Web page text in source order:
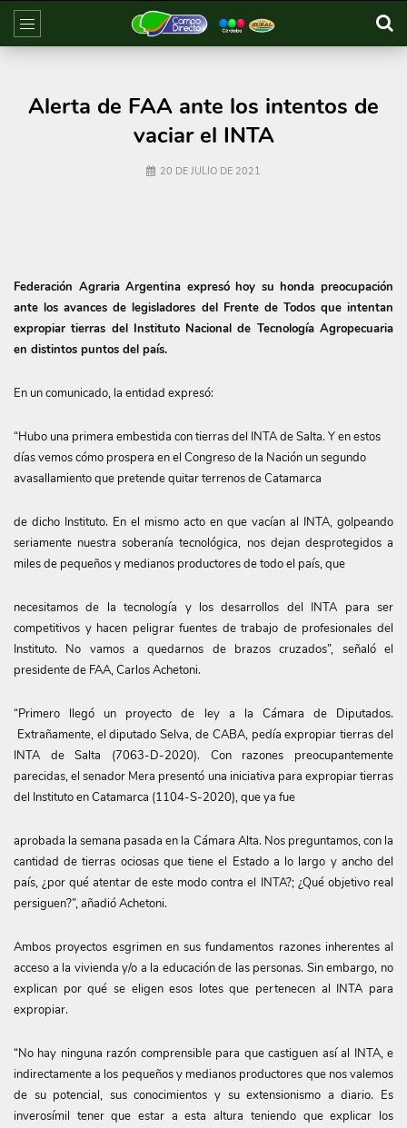
Alerta de FAA ante los intentos de
vaciar el INTA
20 DE JULIO DE 2021
Federación Agraria Argentina expresó hoy su honda preocupación
ante los avances de legisladores del Frente de Todos que intentan
expropiar tierras del Instituto Nacional de Tecnología Agropecuaria
en distintos puntos del país.
En un comunicado, la entidad expresó:
“Hubo una primera embestida con tierras del INTA de Salta. Y en estos
días vemos cómo prospera en el Congreso de la Nación un segundo
avasallamiento que pretende quitar terrenos de Catamarca
de dicho Instituto. En el mismo acto en que vacían al INTA, golpeando
seriamente nuestra soberanía tecnológica, nos dejan desprotegidos a
miles de pequeños y medianos productores de todo el país, que
necesitamos de la tecnología y los desarrollos del INTA para ser
competitivos y hacen peligrar fuentes de trabajo de profesionales del
Instituto. No vamos a quedarnos de brazos cruzados”, señaló el
presidente de FAA, Carlos Achetoni.
“Primero llegó un proyecto de ley a la Cámara de Diputados.
Extrañamente, el diputado Selva, de CABA, pedía expropiar tierras del
INTA de Salta (7063-D-2020). Con razones preocupantemente
parecidas, el senador Mera presentó una iniciativa para expropiar tierras
del Instituto en Catamarca (1104-S-2020), que ya fue
aprobada la semana pasada en la Cámara Alta. Nos preguntamos, con la
cantidad de tierras ociosas que tiene el Estado a lo largo y ancho del
país, ¿por qué atentar de este modo contra el INTA?; ¿Qué objetivo real
persiguen?”, añadió Achetoni.
Ambos proyectos esgrimen en sus fundamentos razones inherentes al
acceso a la vivienda y/o a la educación de las personas. Sin embargo, no
explican por qué se eligen esos lotes que pertenecen al INTA para
expropiar.
“No hay ninguna razón comprensible para que castiguen así al INTA, e
indirectamente a los pequeños y medianos productores que nos valemos
de su potencial, sus conocimientos y su extensionismo a diario. Es
inverosímil tener que estar a esta altura teniendo que explicar los